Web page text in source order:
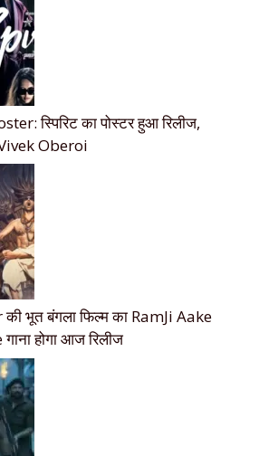
स्पिरिट का पोस्टर हुआ रिलीज,
Oberoi
भूत बंगला फिल्म का RamJi Aake
होगा आज रिलीज